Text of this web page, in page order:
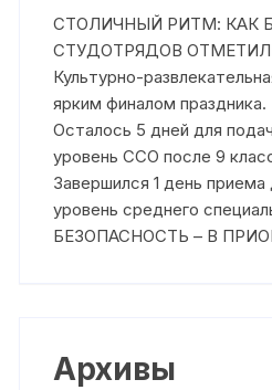
СТОЛИЧНЫЙ РИТМ: КАК
СТУДОТРЯДОВ
Культурно-
ярким финалом праздника.
Осталось 5 дней для
уровень ССО после 9
Завершился 1 день
уровень среднего
БЕЗОПАСНОСТЬ – В
Архивы